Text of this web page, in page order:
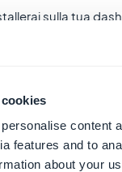
content
features and to
about your
sulla tua
per le app del
quidalla tua
un nome di